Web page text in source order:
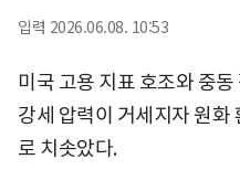
입력 2026.06.08. 10:53
미국 고용 지표 호조와 중
강세 압력이 거세지자 원화
로 치솟았다.